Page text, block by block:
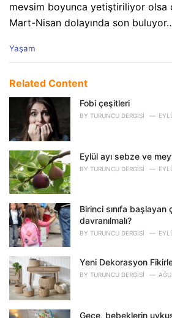
mevsim boyunca yetiştiriliyor olsa
Mart-Nisan dolayında son
C
e
e
:
Yaşam
Related Content
Fobi çeşitleri
BY TURUNCU DERGISI
Eylül ayı sebze ve
BY TURUNCU DERGISI
Birinci sınıfa başlayan
davranılmalı?
BY TURUNCU DERGISI
Yeni Dekorasyon
BY TURUNCU DERGISI
Gece, bebeklerin